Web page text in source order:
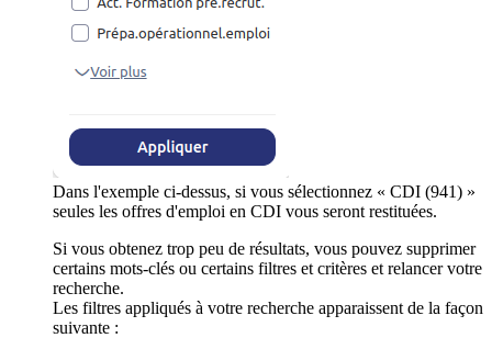
Dans l'exemple ci-dessus, si vous sélectionnez « CDI (941) »
seules les offres d'emploi en CDI vous seront restituées.
Si vous obtenez trop peu de résultats, vous pouvez supprimer
certains mots-clés ou certains filtres et critères et relancer votre
recherche.
Les filtres appliqués à votre recherche apparaissent de la façon
suivante :